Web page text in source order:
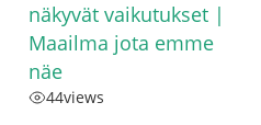
näkyvät vaikutukset |
Maailma jota emme
näe
44views